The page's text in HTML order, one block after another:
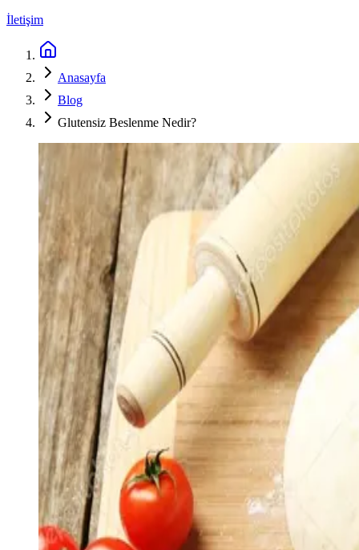
İletişim
Anasayfa
Blog
Glutensiz Beslenme Nedir?